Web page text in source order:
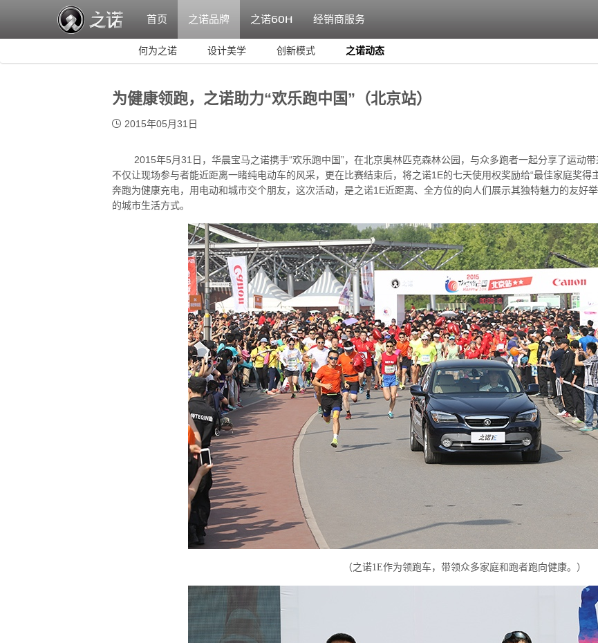
首页 之诺品牌
何为之诺 设计美学 创新模式 之诺动态
之诺60H 经销商服务
为健康领跑，之诺助力“欢乐跑中国”（北京站）
2015年05月31日
2015年5月31日，华晨宝马之诺携手“欢乐跑中国”，在北京奥林匹克森林公园，与众多跑者一起分享了运动带
不仅让现场参与者能近距离一睹纯电动车的风采，更在比赛结束后，将之诺1E的七天使用权奖励给“最佳家庭奖得
奔跑为健康充电，用电动和城市交个朋友，这次活动，是之诺1E近距离、全方位的向人们展示其独特魅力的友好
的城市生活方式。
（之诺1E作为领跑车，带领众多家庭和跑者跑向健康。 ）